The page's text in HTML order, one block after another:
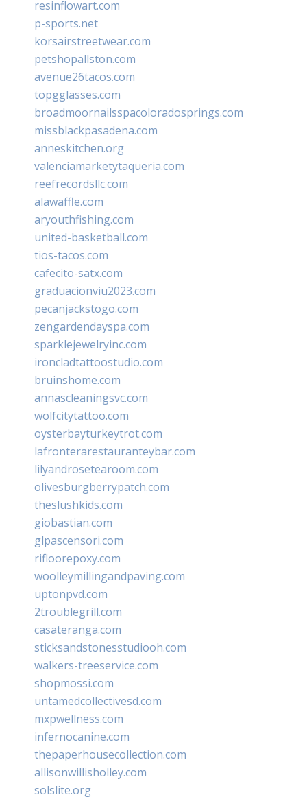
resinflowart.com
p-sports.net
korsairstreetwear.com
petshopallston.com
avenue26tacos.com
topgglasses.com
broadmoornailsspacoloradosprings.com
missblackpasadena.com
anneskitchen.org
valenciamarketytaqueria.com
reefrecordsllc.com
alawaffle.com
aryouthfishing.com
united-basketball.com
tios-tacos.com
cafecito-satx.com
graduacionviu2023.com
pecanjackstogo.com
zengardendayspa.com
sparklejewelryinc.com
ironcladtattoostudio.com
bruinshome.com
annascleaningsvc.com
wolfcitytattoo.com
oysterbayturkeytrot.com
lafronterarestauranteybar.com
lilyandrosetearoom.com
olivesburgberrypatch.com
theslushkids.com
giobastian.com
glpascensori.com
rifloorepoxy.com
woolleymillingandpaving.com
uptonpvd.com
2troublegrill.com
casateranga.com
sticksandstonesstudiooh.com
walkers-treeservice.com
shopmossi.com
untamedcollectivesd.com
mxpwellness.com
infernocanine.com
thepaperhousecollection.com
allisonwillisholley.com
solslite.org